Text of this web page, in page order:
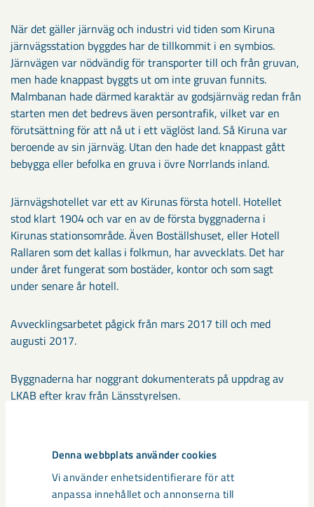
Denna webbplats använder cookies
Vi använder enhetsidentifierare för att
anpassa innehållet och annonserna till
När det gäller järnväg och industri vid tiden som Kiruna
järnvägsstation byggdes har de tillkommit i en symbios.
Järnvägen var nödvändig för transporter till och från gruvan,
men hade knappast byggts ut om inte gruvan funnits.
Malmbanan hade därmed karaktär av godsjärnväg redan från
starten men det bedrevs även persontrafik, vilket var en
förutsättning för att nå ut i ett väglöst land. Så Kiruna var
beroende av sin järnväg. Utan den hade det knappast gått
bebygga eller befolka en gruva i övre Norrlands inland.
Järnvägshotellet var ett av Kirunas första hotell. Hotellet
stod klart 1904 och var en av de första byggnaderna i
Kirunas stationsområde. Även Boställshuset, eller Hotell
Rallaren som det kallas i folkmun, har avvecklats. Det har
under året fungerat som bostäder, kontor och som sagt
under senare år hotell.
Avvecklingsarbetet pågick från mars 2017 till och med
augusti 2017.
Byggnaderna har noggrant dokumenterats på uppdrag av
LKAB efter krav från Länsstyrelsen.